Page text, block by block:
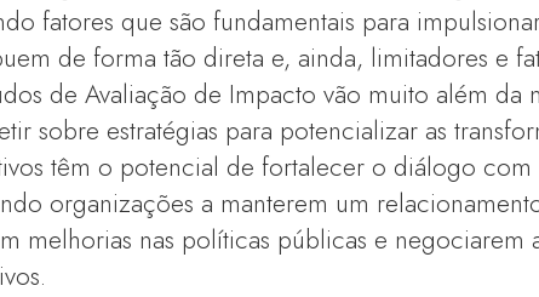
fatores que são fundamentais para
de forma tão direta e, ainda, limitadores e
de Avaliação de Impacto vão muito além da
sobre estratégias para potencializar as
têm o potencial de fortalecer o diálogo
organizações a manterem um
melhorias nas políticas públicas e negociarem